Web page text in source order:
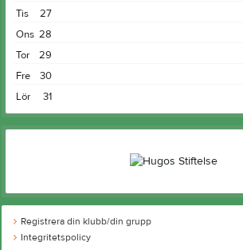
27
Tis
28
Ons
29
Tor
30
Fre
31
Lör
Registrera din klubb/din grupp
Integritetspolicy